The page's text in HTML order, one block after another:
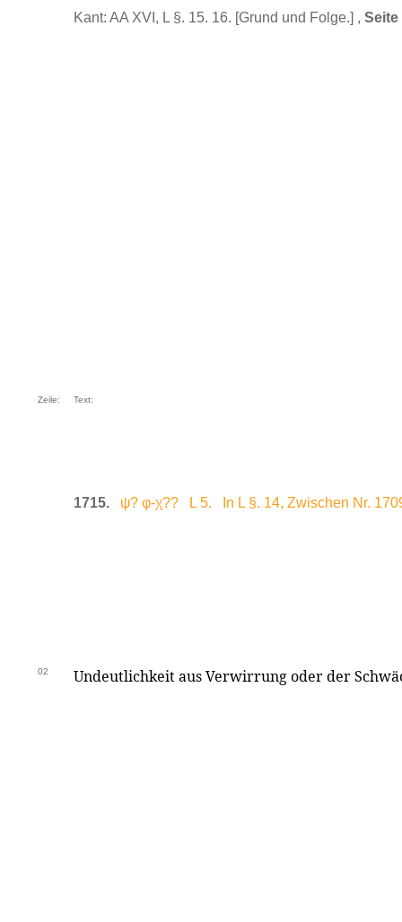
Kant: AA XVI, L §. 15. 16. [Grund und Folge.] , Seite
Zeile: Text:
1715. ψ? φ-χ?? L 5. In L §. 14, Zwischen Nr.
02 Undeutlichkeit aus Verwirrung oder der